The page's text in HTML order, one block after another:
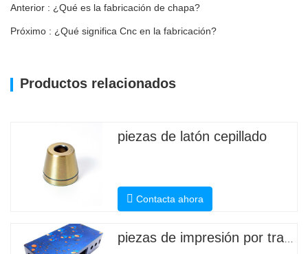
Anterior : ¿Qué es la fabricación de chapa?
Próximo : ¿Qué significa Cnc en la fabricación?
Productos relacionados
piezas de latón cepillado
Contacta ahora